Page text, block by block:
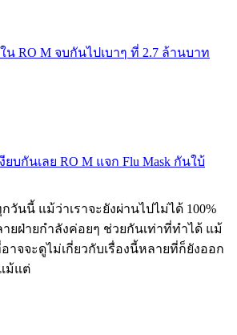
น RO M จบกันไปเบาๆ ที่ 2.7 ล้านบาท
บกันเลย RO M แจก Flu Mask กันใบ้
นนี้ แม้ว่าเราจะยังผ่านไปไม่ได้ 100%
ายฝ่ายกำลังค่อยๆ ช่วยกันเท่าที่ทำได้ แม้
าจจะดูไม่เกี่ยวกับเรื่องนี้หลายที่ก็ยังออก
ม้แต่